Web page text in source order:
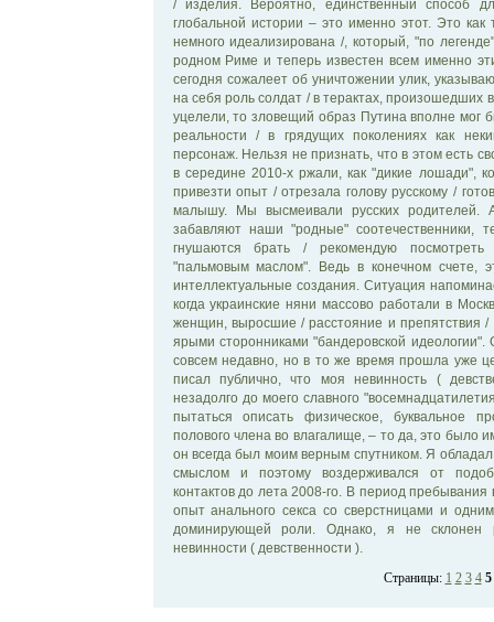
/ изделия. Вероятно, единственный способ
глобальной истории – это именно этот. Это
немного идеализирована /, который, "по
родном Риме и теперь известен всем именно
сегодня сожалеет об уничтожении улик,
на себя роль солдат / в терактах, произошедших
уцелели, то зловещий образ Путина вполне мог
реальности / в грядущих поколениях как
персонаж. Нельзя не признать, что в этом есть
в середине 2010-х ржали, как "дикие лошади",
привезти опыт / отрезала голову русскому /
малышу. Мы высмеивали русских
забавляют наши "родные" соотечественники,
гнушаются брать / рекомендую
"пальмовым маслом". Ведь в конечном счете,
интеллектуальные создания. Ситуация
когда украинские няни массово работали в
женщин, выросшие / расстояние и препятствия /
ярыми сторонниками "бандеровской
совсем недавно, но в то же время прошла уже
писал публично, что моя невинность (
незадолго до моего славного
пытаться описать физическое, буквальное
полового члена во влагалище, – то да, это было
он всегда был моим верным спутником. Я
смыслом и поэтому воздерживался от
контактов до лета 2008-го. В период
опыт анального секса со сверстницами и
доминирующей роли. Однако, я не склонен
невинности ( девственности ).
Страницы: 1 2 3 4 5